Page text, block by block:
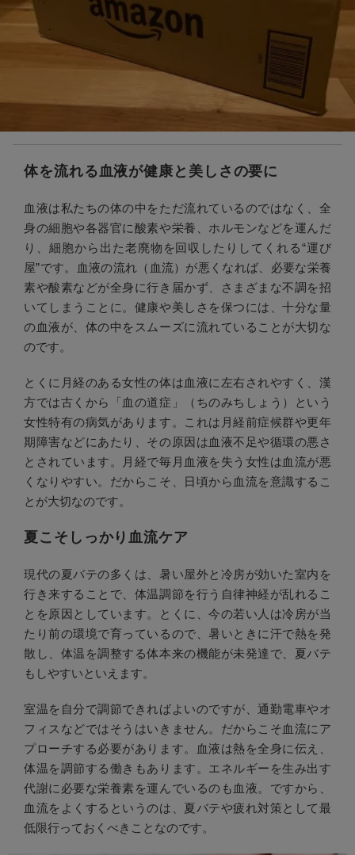
体を流れる血液が健康と美しさの要に
血液は私たちの体の中をただ流れているのではなく、全
身の細胞や各器官に酸素や栄養、ホルモンなどを運んだ
り、細胞から出た老廃物を回収したりしてくれる“運び
屋”です。血液の流れ（血流）が悪くなれば、必要な栄養
素や酸素などが全身に行き届かず、さまざまな不調を招
いてしまうことに。健康や美しさを保つには、十分な量
の血液が、体の中をスムーズに流れていることが大切な
のです。
とくに月経のある女性の体は血液に左右されやすく、漢
方では古くから「血の道症」（ちのみちしょう）という
女性特有の病気があります。これは月経前症候群や更年
期障害などにあたり、その原因は血液不足や循環の悪さ
とされています。月経で毎月血液を失う女性は血流が悪
くなりやすい。だからこそ、日頃から血流を意識するこ
とが大切なのです。
夏こそしっかり血流ケア
現代の夏バテの多くは、暑い屋外と冷房が効いた室内を
行き来することで、体温調節を行う自律神経が乱れるこ
とを原因としています。とくに、今の若い人は冷房が当
たり前の環境で育っているので、暑いときに汗で熱を発
散し、体温を調整する体本来の機能が未発達で、夏バテ
もしやすいといえます。
室温を自分で調節できればよいのですが、通勤電車やオ
フィスなどではそうはいきません。だからこそ血流にア
プローチする必要があります。血液は熱を全身に伝え、
体温を調節する働きもあります。エネルギーを生み出す
代謝に必要な栄養素を運んでいるのも血液。ですから、
血流をよくするというのは、夏バテや疲れ対策として最
低限行っておくべきことなのです。